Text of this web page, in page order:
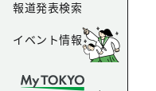
報道発表検索
イベント情報